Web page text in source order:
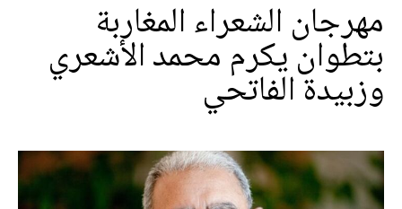
مهرجان الشعراء المغاربة
بتطوان يكرم محمد الأشعري
وزبيدة الفاتحي